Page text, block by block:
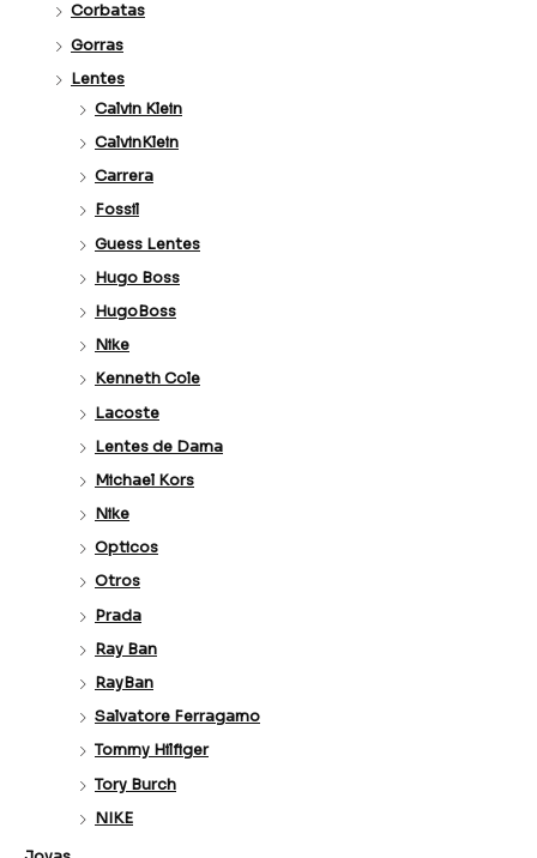
Corbatas
Gorras
Lentes
Calvin Klein
CalvinKlein
Carrera
Fossil
Guess Lentes
Hugo Boss
HugoBoss
Nike
Kenneth Cole
Lacoste
Lentes de Dama
Michael Kors
Nike
Opticos
Otros
Prada
Ray Ban
RayBan
Salvatore Ferragamo
Tommy Hilfiger
Tory Burch
NIKE